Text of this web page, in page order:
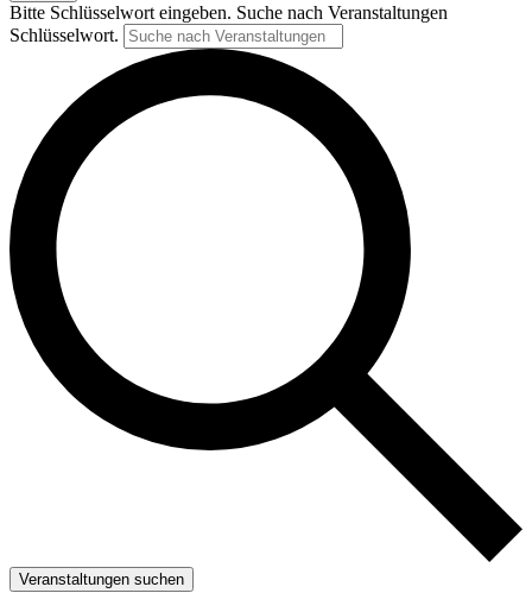
Bitte Schlüsselwort eingeben. Suche nach Veranstaltungen
Schlüsselwort.
Veranstaltungen suchen